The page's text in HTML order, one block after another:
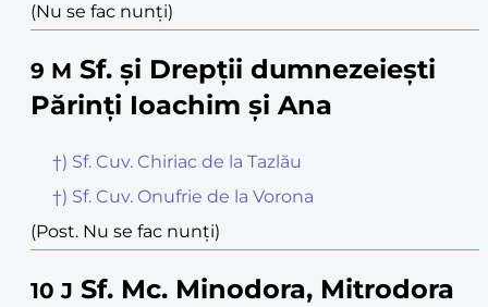
(Nu se fac nunți)
9 M Sf. și Drepții dumnezeiești
Părinți Ioachim și Ana
†) Sf. Cuv. Chiriac de la Tazlău
†) Sf. Cuv. Onufrie de la Vorona
(Post. Nu se fac nunți)
10 J Sf. Mc. Minodora, Mitrodora